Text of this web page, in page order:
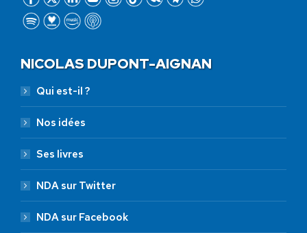
NICOLAS DUPONT-AIGNAN
Qui est-il ?
Nos idées
Ses livres
NDA sur Twitter
NDA sur Facebook